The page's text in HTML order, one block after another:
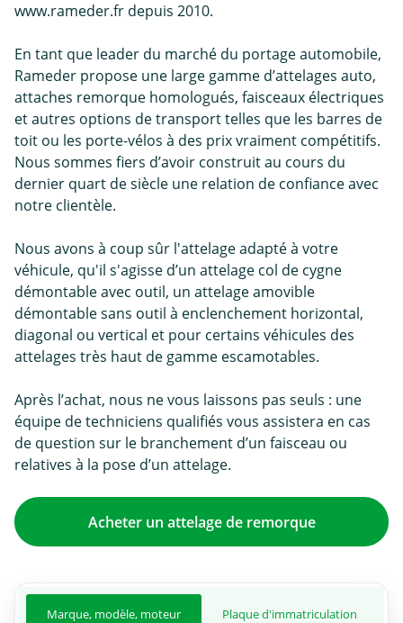
www.rameder.fr depuis 2010.
En tant que leader du marché du portage automobile,
Rameder propose une large gamme d’attelages auto,
attaches remorque homologués, faisceaux électriques
et autres options de transport telles que les barres de
toit ou les porte-vélos à des prix vraiment compétitifs.
Nous sommes fiers d’avoir construit au cours du
dernier quart de siècle une relation de confiance avec
notre clientèle.
Nous avons à coup sûr l'attelage adapté à votre
véhicule, qu'il s'agisse d’un attelage col de cygne
démontable avec outil, un attelage amovible
démontable sans outil à enclenchement horizontal,
diagonal ou vertical et pour certains véhicules des
attelages très haut de gamme escamotables.
Après l’achat, nous ne vous laissons pas seuls : une
équipe de techniciens qualifiés vous assistera en cas
de question sur le branchement d’un faisceau ou
relatives à la pose d’un attelage.
Acheter un attelage de remorque
Marque, modèle, moteur Plaque d'immatriculation